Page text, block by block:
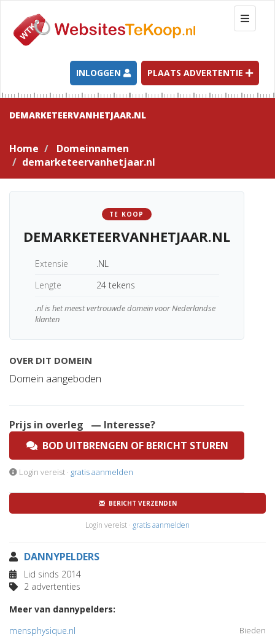
T
o
g
l
e
n
t
i
INLOGGEN PLAATS ADVERTENTIE
DEMARKETEERVANHETJAAR.NL
Home
Domeinnamen
demarketeervanhetjaar.nl
TE KOOP
DEMARKETEERVANHETJAAR.NL
Extensie
.NL
Lengte
24 tekens
.nl is het meest vertrouwde domein voor Nederlandse
klanten
OVER DIT DOMEIN
Domein aangeboden
Prijs in overleg
— Interesse?
BOD UITBRENGEN OF BERICHT STUREN
Login vereist · gratis aanmelden
BERICHT VERZENDEN
Login vereist · gratis aanmelden
DANNYPELDERS
Lid sinds 2014
2 advertenties
Meer van dannypelders:
mensphysique.nl
Bieden